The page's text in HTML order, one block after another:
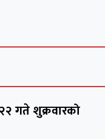
गते शुक्रवारको